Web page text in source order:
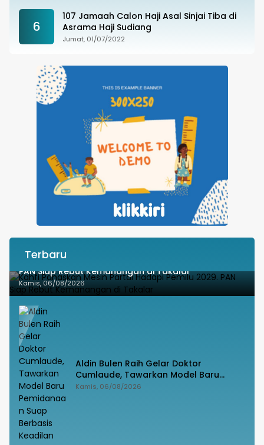
6
107 Jamaah Calon Haji Asal Sinjai Tiba di
Asrama Haji Sudiang
Jumat, 01/07/2022
Terbaru
Kahfi Panaskan Mesin Partai Hadapi Pemilu 2029.
PAN Siap Rebut Kemanangan di Takalar
Kamis, 06/08/2026
Aldin Bulen Raih Gelar Doktor
Cumlaude, Tawarkan Model Baru
Pemidanaan Suap Berbasis Keadilan
Kamis, 06/08/2026